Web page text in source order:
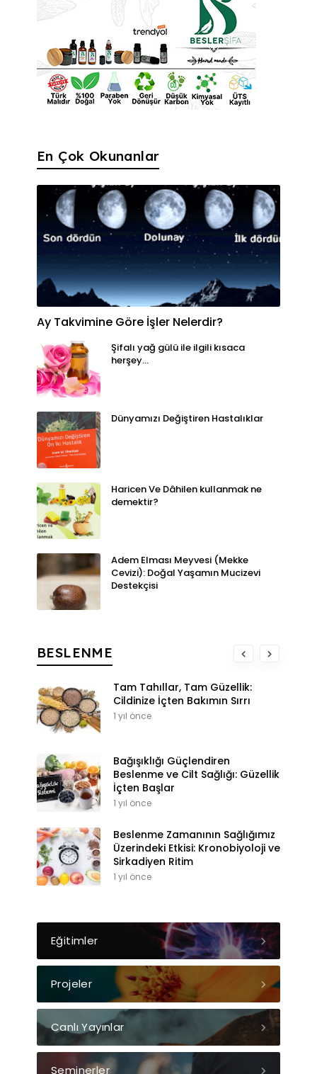
En Çok Okunanlar
Ay Takvimine Göre İşler Nelerdir?
Şifalı yağ gülü ile ilgili kısaca
herşey...
Dünyamızı Değiştiren Hastalıklar
Haricen Ve Dâhilen kullanmak ne
demektir?
Adem Elması Meyvesi (Mekke
Cevizi): Doğal Yaşamın Mucizevi
Destekçisi
BESLENME
Tam Tahıllar, Tam Güzellik:
Cildinize İçten Bakımın Sırrı
1 yıl önce
Bağışıklığı Güçlendiren
Beslenme ve Cilt Sağlığı: Güzellik
İçten Başlar
1 yıl önce
Beslenme Zamanının Sağlığımız
Üzerindeki Etkisi: Kronobiyoloji ve
Sirkadiyen Ritim
1 yıl önce
Eğitimler
Projeler
Canlı Yayınlar
Seminerler